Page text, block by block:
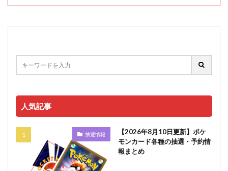
人気記事
抽選情報
【2026年8月10日更新】ポケ
モンカード各種の抽選・予約情
報まとめ